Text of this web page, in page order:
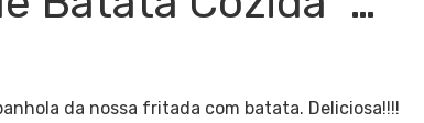
da nossa fritada com batata. Deliciosa!!!!